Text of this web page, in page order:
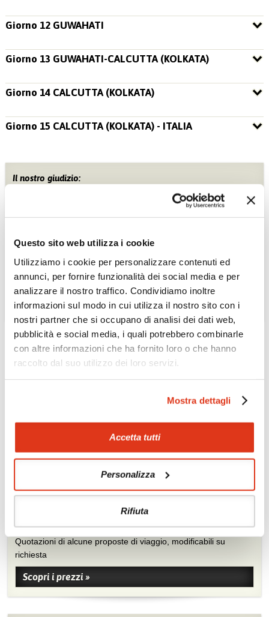
Questo sito web utilizza i cookie
Utilizziamo i cookie per personalizzare contenuti ed
annunci, per fornire funzionalità dei social media e per
analizzare il nostro traffico. Condividiamo inoltre
informazioni sul modo in cui utilizza il nostro sito con i
nostri partner che si occupano di analisi dei dati web,
pubblicità e social media, i quali potrebbero combinarle
con altre informazioni che ha fornito loro o che hanno
raccolto dal suo utilizzo dei loro servizi.
Mostra dettagli
Accetta tutti
Personalizza
Rifiuta
Giorno 12 GUWAHATI
Giorno 13 GUWAHATI-CALCUTTA (KOLKATA)
Giorno 14 CALCUTTA (KOLKATA)
Giorno 15 CALCUTTA (KOLKATA) - ITALIA
Il nostro giudizio:
Un viaggio che si svolge al di fuori delle consuete mete
turistiche e si addice a chi vuole scoprire realtà immutate nei
secoli.
Tra i tuoi preferiti »
Info e prenotazioni »
Quotazioni di alcune proposte di viaggio, modificabili su
richiesta
Scopri i prezzi »